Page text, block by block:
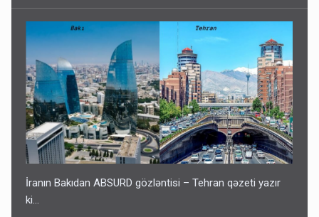
İranın Bakıdan ABSURD gözləntisi – Tehran qəzeti yazır
ki…